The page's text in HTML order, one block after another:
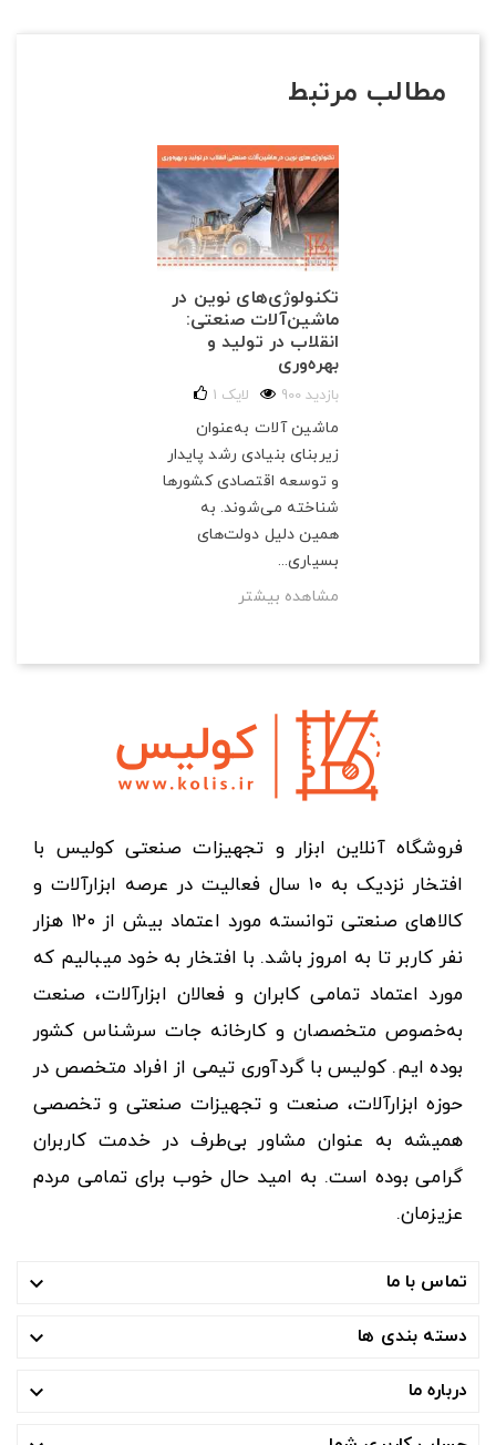
مطالب مرتبط
تکنولوژی‌های نوین در
ماشین‌آلات صنعتی:
انقلاب در تولید و
بهره‌وری
900 بازدید 1 لایک
ماشین آلات به‌عنوان
زیربنای بنیادی رشد پایدار
و توسعه اقتصادی کشورها
شناخته می‌شوند. به
همین دلیل دولت‌های
بسیاری...
مشاهده بیشتر
فروشگاه آنلاین ابزار و تجهیزات صنعتی کولیس با
افتخار نزدیک به ۱۰ سال فعالیت در عرصه ابزارآلات و
کالاهای صنعتی توانسته مورد اعتماد بیش از ۱۲۰ هزار
نفر کاربر تا به امروز باشد. با افتخار به خود میبالیم که
مورد اعتماد تمامی کابران و فعالان ابزارآلات، صنعت
به‌خصوص متخصصان و کارخانه جات سرشناس کشور
بوده ایم. کولیس با گردآوری تیمی از افراد متخصص در
حوزه ابزارآلات، صنعت و تجهیزات صنعتی و تخصصی
همیشه به عنوان مشاور بی‌طرف در خدمت کاربران
گرامی بوده است. به امید حال خوب برای تمامی مردم
عزیزمان.
تماس با ما 
دسته بندی ها 
درباره ما 